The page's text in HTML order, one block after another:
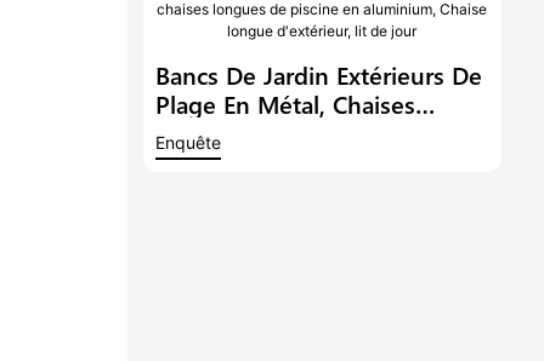
Bancs De Jardin Extérieurs De
Plage En Métal, Chaises
Longues De Piscine En
Aluminium, Chaise Longue
Enquête